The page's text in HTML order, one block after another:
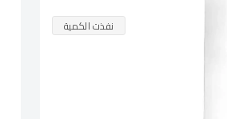
نفذت الكمية